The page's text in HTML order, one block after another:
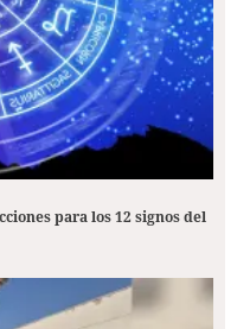
para los 12 signos del